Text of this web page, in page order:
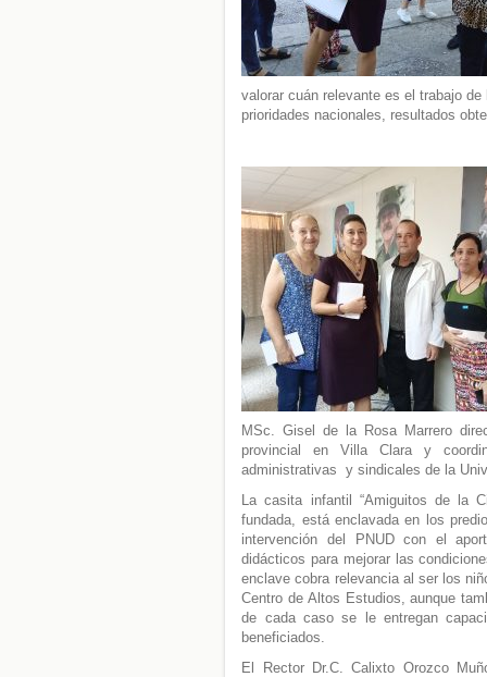
valorar cuán relevante es el trabajo
prioridades nacionales, resultados
MSc. Gisel de la Rosa Marrero
provincial en Villa Clara y
administrativas y sindicales de la
La casita infantil “Amiguitos de la
fundada, está enclavada en los
intervención del PNUD con el
didácticos para mejorar las
enclave cobra relevancia al ser los
Centro de Altos Estudios, aunque
de cada caso se le entregan
beneficiados.
El Rector Dr.C. Calixto Orozco